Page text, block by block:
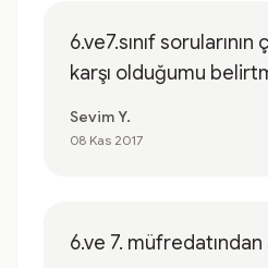
6.ve7.sınıf sorularının
karşı olduğumu
Sevim Y.
08 Kas 2017
6.ve 7. müfredatından